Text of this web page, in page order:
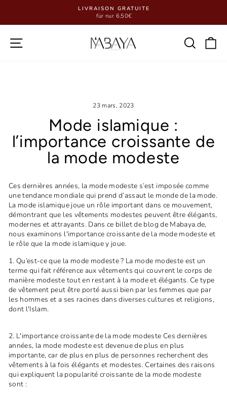
contenu
Diaporama
LIVRAISON GRATUITE
für nur 6,50€
23 mars, 2023
Mode islamique :
l’importance croissante de
la mode modeste
Ces dernières années, la mode modeste s’est imposée comme
une tendance mondiale qui prend d’assaut le monde de la mode.
La mode islamique joue un rôle important dans ce mouvement,
démontrant que les vêtements modestes peuvent être élégants,
modernes et attrayants. Dans ce billet de blog de Mabaya.de,
nous examinons l'importance croissante de la mode modeste et
le rôle que la mode islamique y joue.
1. Qu’est-ce que la mode modeste ? La mode modeste est un
terme qui fait référence aux vêtements qui couvrent le corps de
manière modeste tout en restant à la mode et élégants. Ce type
de vêtement peut être porté aussi bien par les femmes que par
les hommes et a ses racines dans diverses cultures et religions,
dont l'Islam.
2. L'importance croissante de la mode modeste Ces dernières
années, la mode modeste est devenue de plus en plus
importante, car de plus en plus de personnes recherchent des
vêtements à la fois élégants et modestes. Certaines des raisons
qui expliquent la popularité croissante de la mode modeste
sont :